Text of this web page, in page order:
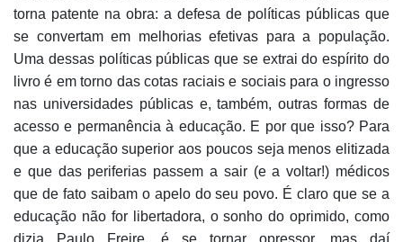
torna patente na obra: a defesa de políticas públicas que
se convertam em melhorias efetivas para a população.
Uma dessas políticas públicas que se extrai do espírito do
livro é em torno das cotas raciais e sociais para o ingresso
nas universidades públicas e, também, outras formas de
acesso e permanência à educação. E por que isso? Para
que a educação superior aos poucos seja menos elitizada
e que das periferias passem a sair (e a voltar!) médicos
que de fato saibam o apelo do seu povo. É claro que se a
educação não for libertadora, o sonho do oprimido, como
dizia Paulo Freire, é se tornar opressor, mas daí